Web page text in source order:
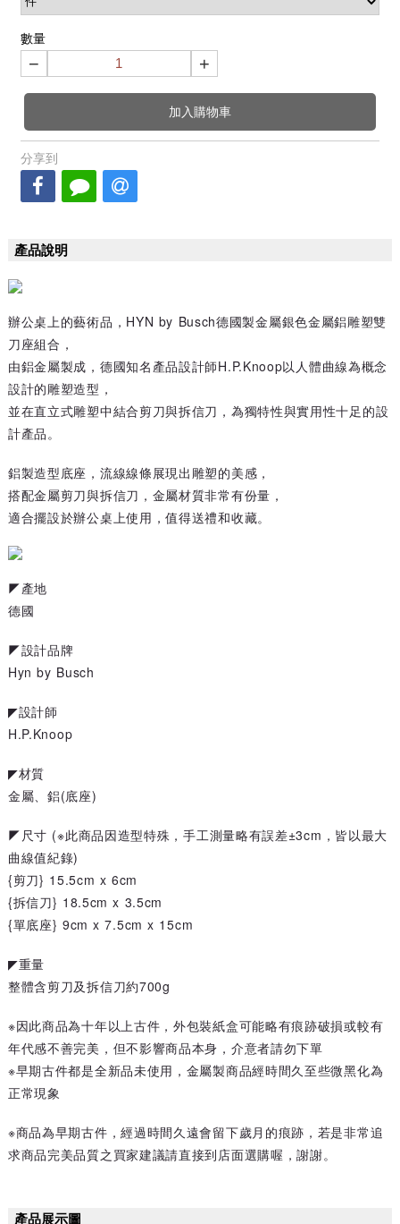
數量
− +
加入購物車
分享到
產品說明
辦公桌上的藝術品，HYN by Busch德國製金屬銀色金屬鋁雕塑雙
刀座組合，
由鋁金屬製成，德國知名產品設計師H.P.Knoop以人體曲線為概念
設計的雕塑造型，
並在直立式雕塑中結合剪刀與拆信刀，為獨特性與實用性十足的設
計產品。
鋁製造型底座，流線線條展現出雕塑的美感，
搭配金屬剪刀與拆信刀，金屬材質非常有份量，
適合擺設於辦公桌上使用，值得送禮和收藏。
◤產地
德國
◤設計品牌
Hyn by Busch
◤設計師
H.P.Knoop
◤材質
金屬、鋁(底座)
◤尺寸 (※此商品因造型特殊，手工測量略有誤差±3cm，皆以最大
曲線值紀錄)
{剪刀} 15.5cm x 6cm
{拆信刀} 18.5cm x 3.5cm
{單底座} 9cm x 7.5cm x 15cm
◤重量
整體含剪刀及拆信刀約700g
※因此商品為十年以上古件，外包裝紙盒可能略有痕跡破損或較有
年代感不善完美，但不影響商品本身，介意者請勿下單
※早期古件都是全新品未使用，金屬製商品經時間久至些微黑化為
正常現象
※商品為早期古件，經過時間久遠會留下歲月的痕跡，若是非常追
求商品完美品質之買家建議請直接到店面選購喔，謝謝。
產品展示圖